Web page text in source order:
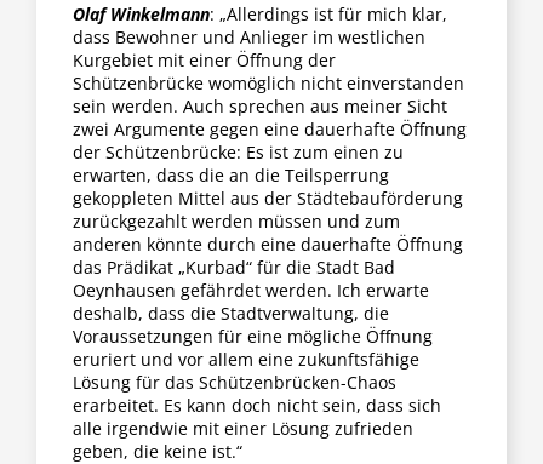
Olaf Winkelmann: „Allerdings ist für mich klar,
dass Bewohner und Anlieger im westlichen
Kurgebiet mit einer Öffnung der
Schützenbrücke womöglich nicht einverstanden
sein werden. Auch sprechen aus meiner Sicht
zwei Argumente gegen eine dauerhafte Öffnung
der Schützenbrücke: Es ist zum einen zu
erwarten, dass die an die Teilsperrung
gekoppleten Mittel aus der Städtebauförderung
zurückgezahlt werden müssen und zum
anderen könnte durch eine dauerhafte Öffnung
das Prädikat „Kurbad“ für die Stadt Bad
Oeynhausen gefährdet werden. Ich erwarte
deshalb, dass die Stadtverwaltung, die
Voraussetzungen für eine mögliche Öffnung
eruriert und vor allem eine zukunftsfähige
Lösung für das Schützenbrücken-Chaos
erarbeitet. Es kann doch nicht sein, dass sich
alle irgendwie mit einer Lösung zufrieden
geben, die keine ist.“